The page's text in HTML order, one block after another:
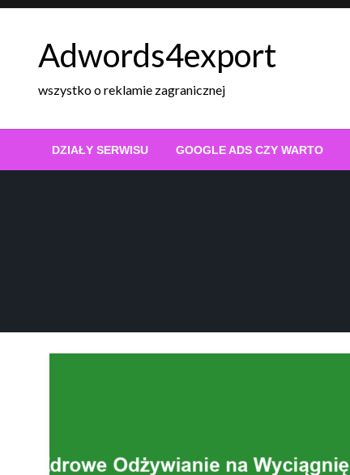
Skip
Adwords4export
wszystko o reklamie zagranicznej
DZIAŁY SERWISU GOOGLE ADS CZY WARTO